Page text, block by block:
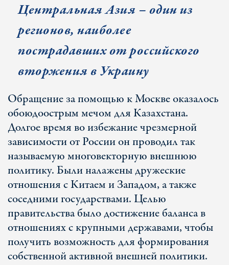
Центральная Азия – один из
регионов, наиболее
пострадавших от российского
вторжения в Украину
Обращение за помощью к Москве оказалось
обоюдоострым мечом для Казахстана.
Долгое время во избежание чрезмерной
зависимости от России он проводил так
называемую многовекторную внешнюю
политику. Были налажены дружеские
отношения с Китаем и Западом, а также
соседними государствами. Целью
правительства было достижение баланса в
отношениях с крупными державами, чтобы
получить возможность для формирования
собственной активной внешней политики.